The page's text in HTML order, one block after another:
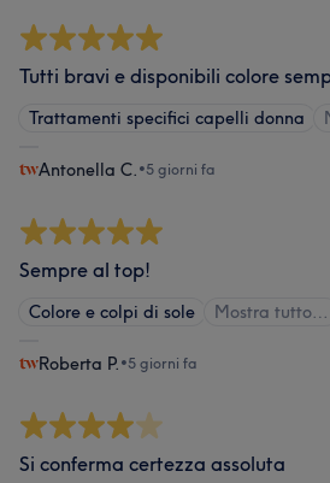
Tutti bravi e disponibili colore
Trattamenti specifici capelli donna
Antonella C. •5 giorni fa
Sempre al top!
Colore e colpi di sole Mostra tutto…
Roberta P. •5 giorni fa
Si conferma certezza assoluta